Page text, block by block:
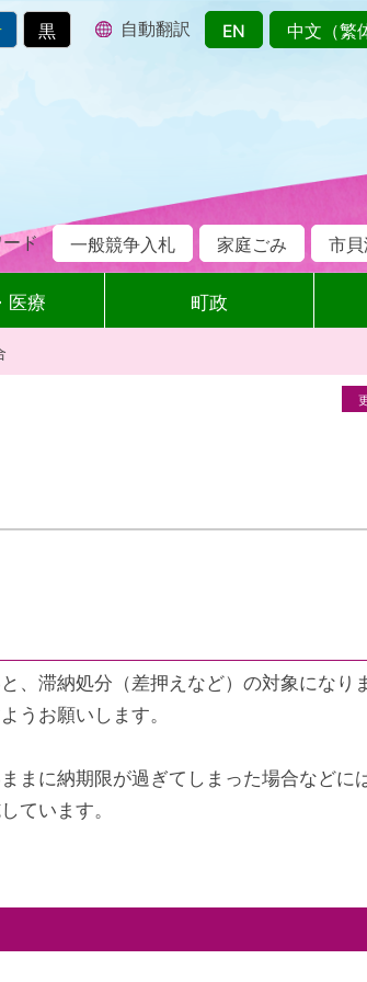
黒 自動翻訳 EN 中文（繁
ド 一般競争入札 家庭ごみ 市貝
医療 町政
、滞納処分（差押えなど）の対象にな
うお願いします。
まに納期限が過ぎてしまった場合などに
ています。